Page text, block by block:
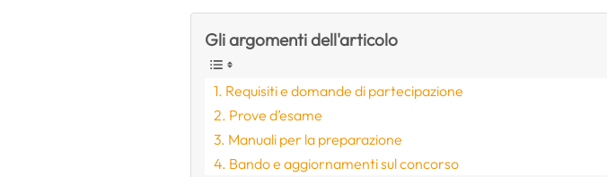
Gli argomenti dell'articolo
Requisiti e domande di partecipazione
Prove d’esame
Manuali per la preparazione
Bando e aggiornamenti sul concorso